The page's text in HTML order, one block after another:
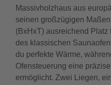
Massivholzhaus aus
seinen großzügigen
(BxHxT) ausreichend
des klassischen
du perfekte Wärme,
Ofensteuerung eine
ermöglicht. Zwei Liegen,